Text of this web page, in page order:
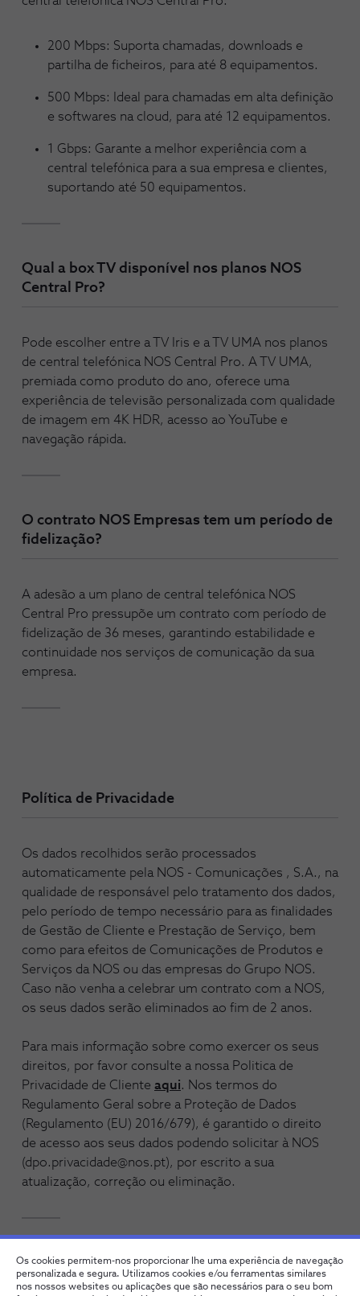
Os cookies permitem-nos proporcionar lhe uma experiência de navegação
personalizada e segura. Utilizamos cookies e/ou ferramentas similares
nos nossos websites ou aplicações que são necessários para o seu bom
200 Mbps: Suporta chamadas, downloads e
partilha de ficheiros, para até 8 equipamentos.
500 Mbps: Ideal para chamadas em alta definição
e softwares na cloud, para até 12 equipamentos.
1 Gbps: Garante a melhor experiência com a
central telefónica para a sua empresa e clientes,
suportando até 50 equipamentos.
Qual a box TV disponível nos planos NOS
Central Pro?
Pode escolher entre a TV Iris e a TV UMA nos planos
de central telefónica NOS Central Pro. A TV UMA,
premiada como produto do ano, oferece uma
experiência de televisão personalizada com qualidade
de imagem em 4K HDR, acesso ao YouTube e
navegação rápida.
O contrato NOS Empresas tem um período de
fidelização?
A adesão a um plano de central telefónica NOS
Central Pro pressupõe um contrato com período de
fidelização de 36 meses, garantindo estabilidade e
continuidade nos serviços de comunicação da sua
empresa.
Política de Privacidade
Os dados recolhidos serão processados
automaticamente pela NOS - Comunicações , S.A., na
qualidade de responsável pelo tratamento dos dados,
pelo período de tempo necessário para as finalidades
de Gestão de Cliente e Prestação de Serviço, bem
como para efeitos de Comunicações de Produtos e
Serviços da NOS ou das empresas do Grupo NOS.
Caso não venha a celebrar um contrato com a NOS,
os seus dados serão eliminados ao fim de 2 anos.
Para mais informação sobre como exercer os seus
direitos, por favor consulte a nossa Politica de
Privacidade de Cliente aqui. Nos termos do
Regulamento Geral sobre a Proteção de Dados
(Regulamento (EU) 2016/679), é garantido o direito
de acesso aos seus dados podendo solicitar à NOS
(dpo.privacidade@nos.pt), por escrito a sua
atualização, correção ou eliminação.